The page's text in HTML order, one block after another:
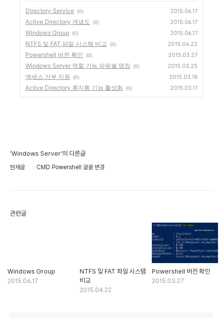
Directory Service (0) 2015.06.17
Active Directory 개념도 (0) 2015.06.17
Windows Group (0) 2015.06.17
NTFS 및 FAT 파일 시스템 비교 (0) 2015.04.22
Powershell 버전 확인 (0) 2015.03.27
Windows Server 역할 기능 파워쉘 명칭 (0) 2015.03.25
액세스 거부 지원 (0) 2015.03.18
Active Directory 휴지통 기능 활성화 (0) 2015.03.11
'Windows Server'의 다른글
현재글 CMD Powershell 글꼴 변경
관련글
Windows Group
2015.06.17
NTFS 및 FAT 파일 시스템
비교
2015.04.22
Powershell 버전 확인
2015.03.27